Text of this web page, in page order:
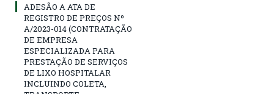
ADESÃO A ATA DE
REGISTRO DE PREÇOS Nº
A/2023-014 (CONTRATAÇÃO
DE EMPRESA
ESPECIALIZADA PARA
PRESTAÇÃO DE SERVIÇOS
DE LIXO HOSPITALAR
INCLUINDO COLETA,